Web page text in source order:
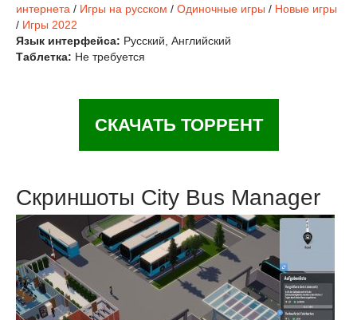
интернета / Игры на русском / Одиночные игры / Новые игры
/ Игры 2022
Язык интерфейса: Русский, Английский
Таблетка: Не требуется
СКАЧАТЬ ТОРРЕНТ
Скриншоты City Bus Manager